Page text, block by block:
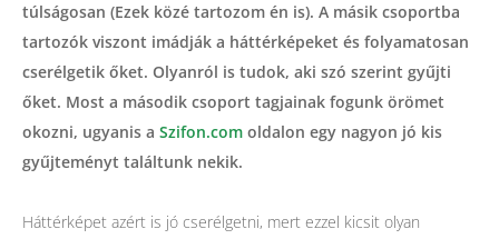
túlságosan (Ezek közé tartozom én is). A másik csoportba
tartozók viszont imádják a háttérképeket és folyamatosan
cserélgetik őket. Olyanról is tudok, aki szó szerint gyűjti
őket. Most a második csoport tagjainak fogunk örömet
okozni, ugyanis a Szifon.com oldalon egy nagyon jó kis
gyűjteményt találtunk nekik.
Háttérképet azért is jó cserélgetni, mert ezzel kicsit olyan